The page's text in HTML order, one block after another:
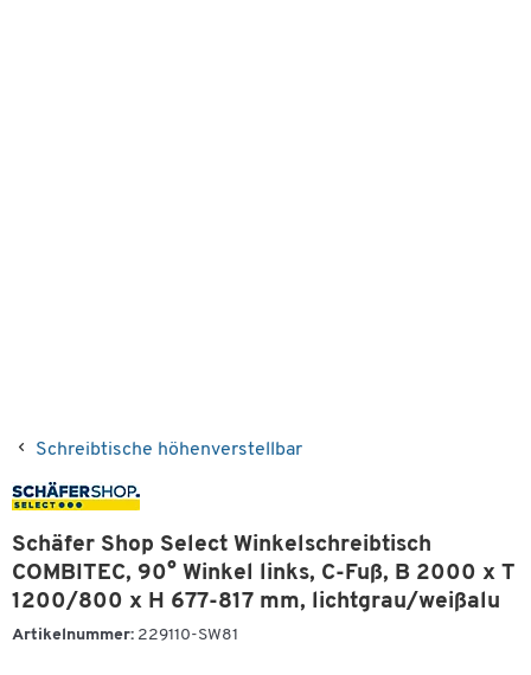
Schreibtische höhenverstellbar
Schäfer Shop Select Winkelschreibtisch
COMBITEC, 90° Winkel links, C-Fuß, B 2000 x T
1200/800 x H 677-817 mm, lichtgrau/weißalu
Artikelnummer: 229110-SW81